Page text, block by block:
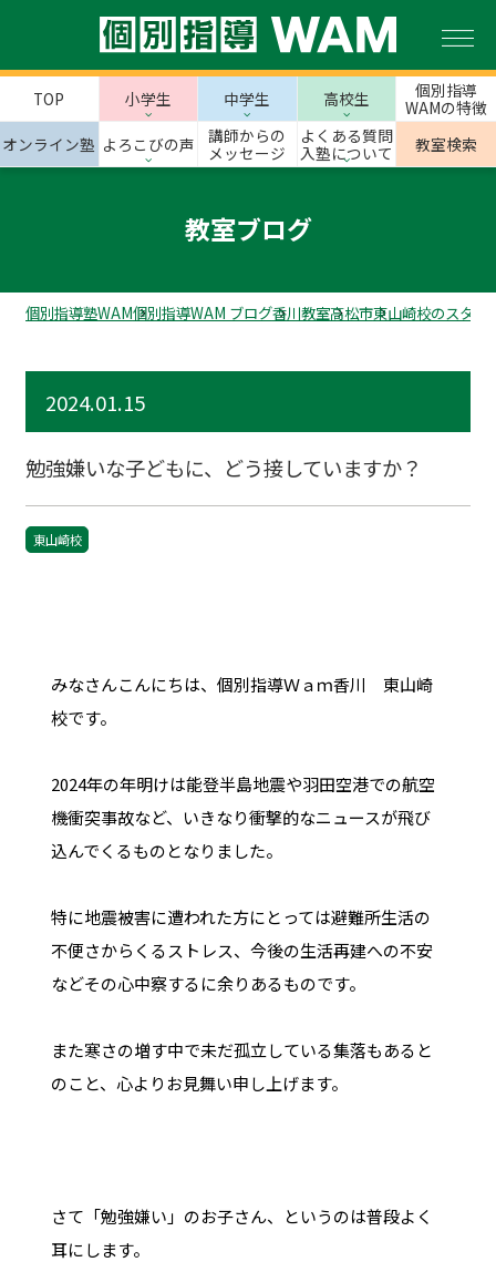
TOP 小学生 中学生 高校生
個別指導
WAMの特徴
オンライン塾 よろこびの声
講師からの
メッセージ
よくある質問
入塾について
教室検索
教室ブログ
個別指導塾WAM個別指導WAM ブログ香川教室高松市東山崎校のスタッ
2024.01.15
勉強嫌いな子どもに、どう接していますか？
東山崎校
みなさんこんにちは、個別指導Ｗａｍ香川 東山崎
校です。
2024年の年明けは能登半島地震や羽田空港での航空
機衝突事故など、いきなり衝撃的なニュースが飛び
込んでくるものとなりました。
特に地震被害に遭われた方にとっては避難所生活の
不便さからくるストレス、今後の生活再建への不安
などその心中察するに余りあるものです。
また寒さの増す中で未だ孤立している集落もあると
のこと、心よりお見舞い申し上げます。
さて「勉強嫌い」のお子さん、というのは普段よく
耳にします。